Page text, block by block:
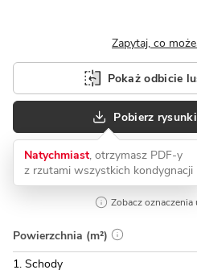
Zapytaj, co
Pokaż odbicie
Pobierz
Natychmiast, otrzymasz PDF-y
z rzutami wszystkich kondygnacji
Zobacz oznaczenia
Powierzchnia (m²)
1. Schody